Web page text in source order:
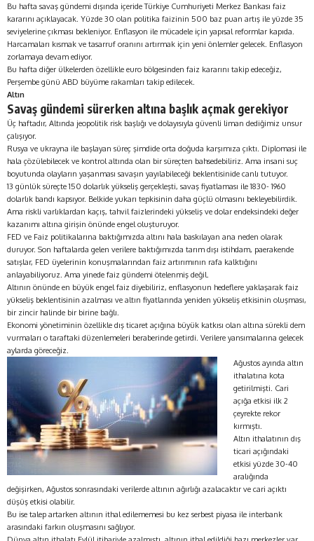
Bu hafta savaş gündemi dışında içeride Türkiye Cumhuriyeti Merkez Bankası faiz
kararını açıklayacak. Yüzde 30 olan politika faizinin 500 baz puan artış ile yüzde 35
seviyelerine çıkması bekleniyor. Enflasyon ile mücadele için yapısal reformlar kapıda.
Harcamaları kısmak ve tasarruf oranını artırmak için yeni önlemler gelecek. Enflasyon
zorlamaya devam ediyor.
Bu hafta diğer ülkelerden özellikle euro bölgesinden faiz kararını takip edeceğiz,
Perşembe günü ABD büyüme rakamları takip edilecek.
Altın
Savaş gündemi sürerken altına başlık açmak gerekiyor
Üç haftadır, Altında jeopolitik risk başlığı ve dolayısıyla güvenli liman dediğimiz unsur
çalışıyor.
Rusya ve ukrayna ile başlayan süreç şimdide orta doğuda karşımıza çıktı. Diplomasi ile
hala çözülebilecek ve kontrol altında olan bir süreçten bahsedebiliriz. Ama insani suç
boyutunda olayların yaşanması savaşın yayılabileceği beklentisinide canlı tutuyor.
13 günlük süreçte 150 dolarlık yükseliş gerçekleşti, savaş fiyatlaması ile 1830- 1960
dolarlık bandı kapsıyor. Belkide yukarı tepkisinin daha güçlü olmasını bekleyebilirdik.
Ama riskli varlıklardan kaçış, tahvil faizlerindeki yükseliş ve dolar endeksindeki değer
kazanımı altına girişin önünde engel oluşturuyor.
FED ve Faiz politikalarına baktığımızda altını hala baskılayan ana neden olarak
duruyor. Son haftalarda gelen verilere baktığımızda tarım dışı istihdam, paerakende
satışlar, FED üyelerinin konuşmalarından faiz artırımının rafa kalktığını
anlayabiliyoruz. Ama yinede faiz gündemi ötelenmiş değil.
Altının önünde en büyük engel faiz diyebiliriz, enflasyonun hedeflere yaklaşarak faiz
yükseliş beklentisinin azalması ve altın fiyatlarında yeniden yükseliş etkisinin oluşması,
bir zincir halinde bir birine bağlı.
Ekonomi yönetiminin özellikle dış ticaret açığına büyük katkısı olan altına sürekli dem
vurmaları o taraftaki düzenlemeleri beraberinde getirdi. Verilere yansımalarına gelecek
aylarda göreceğiz.
Ağustos ayında altın
ithalatına kota
getirilmişti. Cari
açığa etkisi ilk 2
çeyrekte rekor
kırmıştı.
Altın ithalatının dış
ticari açığındaki
etkisi yüzde 30-40
aralığında
değişirken, Ağustos sonrasındaki verilerde altının ağırlığı azalacaktır ve cari açıktı
düşüş etkisi olabilir.
Bu ise talep artarken altının ithal edilememesi bu kez serbest piyasa ile interbank
arasındaki farkın oluşmasını sağlıyor.